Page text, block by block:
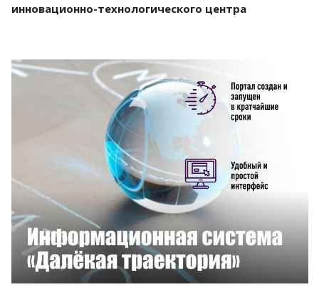
инновационно-технологического центра
Смотреть проект